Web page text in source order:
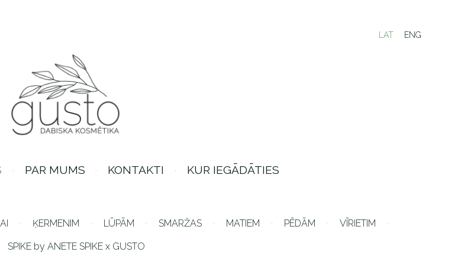
PAR MUMS KONTAKTI KUR IEGĀDĀTIES
LAT ENG
ĶERMENIM LŪPĀM SMARŽAS MATIEM PĒDĀM VĪRIETIM
SPIKE by ANETE SPIKE x GUSTO